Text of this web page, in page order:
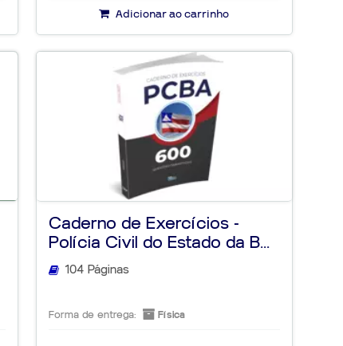
Adicionar ao carrinho
Caderno de Exercícios -
Polícia Civil do Estado da B...
104 Páginas
Forma de entrega: Física